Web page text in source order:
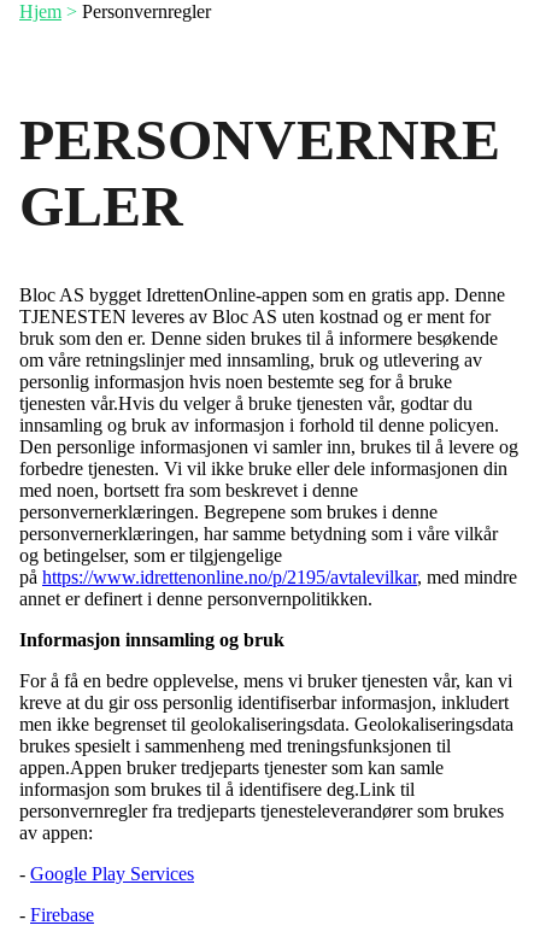
Hjem > Personvernregler
PERSONVERNRE
GLER
Bloc AS bygget IdrettenOnline-appen som en gratis app. Denne
TJENESTEN leveres av Bloc AS uten kostnad og er ment for
bruk som den er. Denne siden brukes til å informere besøkende
om våre retningslinjer med innsamling, bruk og utlevering av
personlig informasjon hvis noen bestemte seg for å bruke
tjenesten vår.Hvis du velger å bruke tjenesten vår, godtar du
innsamling og bruk av informasjon i forhold til denne policyen.
Den personlige informasjonen vi samler inn, brukes til å levere og
forbedre tjenesten. Vi vil ikke bruke eller dele informasjonen din
med noen, bortsett fra som beskrevet i denne
personvernerklæringen. Begrepene som brukes i denne
personvernerklæringen, har samme betydning som i våre vilkår
og betingelser, som er tilgjengelige
på https://www.idrettenonline.no/p/2195/avtalevilkar, med mindre
annet er definert i denne personvernpolitikken.
Informasjon innsamling og bruk
For å få en bedre opplevelse, mens vi bruker tjenesten vår, kan vi
kreve at du gir oss personlig identifiserbar informasjon, inkludert
men ikke begrenset til geolokaliseringsdata. Geolokaliseringsdata
brukes spesielt i sammenheng med treningsfunksjonen til
appen.Appen bruker tredjeparts tjenester som kan samle
informasjon som brukes til å identifisere deg.Link til
personvernregler fra tredjeparts tjenesteleverandører som brukes
av appen:
- Google Play Services
- Firebase